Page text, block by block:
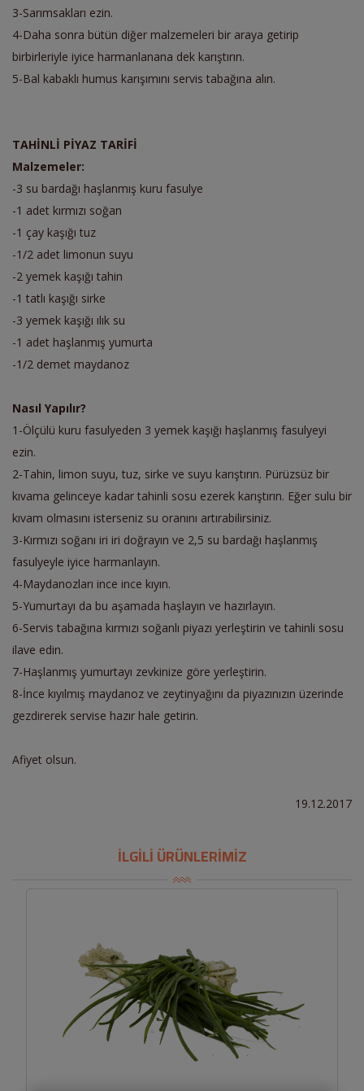
3-Sarımsakları ezin.
4-Daha sonra bütün diğer malzemeleri bir araya getirip
birbirleriyle iyice harmanlanana dek karıştırın.
5-Bal kabaklı humus karışımını servis tabağına alın.
TAHİNLİ PİYAZ TARİFİ
Malzemeler:
-3 su bardağı haşlanmış kuru fasulye
-1 adet kırmızı soğan
-1 çay kaşığı tuz
-1/2 adet limonun suyu
-2 yemek kaşığı tahin
-1 tatlı kaşığı sirke
-3 yemek kaşığı ılık su
-1 adet haşlanmış yumurta
-1/2 demet maydanoz
Nasıl Yapılır?
1-Ölçülü kuru fasulyeden 3 yemek kaşığı haşlanmış fasulyeyi
ezin.
2-Tahin, limon suyu, tuz, sirke ve suyu karıştırın. Pürüzsüz bir
kıvama gelinceye kadar tahinli sosu ezerek karıştırın. Eğer sulu bir
kıvam olmasını isterseniz su oranını artırabilirsiniz.
3-Kırmızı soğanı iri iri doğrayın ve 2,5 su bardağı haşlanmış
fasulyeyle iyice harmanlayın.
4-Maydanozları ince ince kıyın.
5-Yumurtayı da bu aşamada haşlayın ve hazırlayın.
6-Servis tabağına kırmızı soğanlı piyazı yerleştirin ve tahinli sosu
ilave edin.
7-Haşlanmış yumurtayı zevkinize göre yerleştirin.
8-İnce kıyılmış maydanoz ve zeytinyağını da piyazınızın üzerinde
gezdirerek servise hazır hale getirin.
Afiyet olsun.
19.12.2017
İLGİLİ ÜRÜNLERİMİZ